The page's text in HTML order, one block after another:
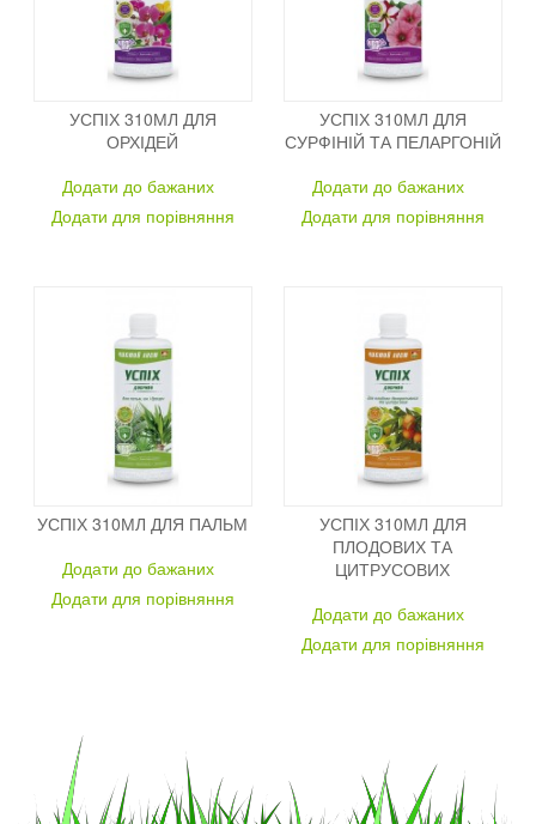
УСПІХ 310МЛ ДЛЯ
ОРХІДЕЙ
Додати до бажаних
Додати для порівняння
УСПІХ 310МЛ ДЛЯ
СУРФІНІЙ ТА ПЕЛАРГОНІЙ
Додати до бажаних
Додати для порівняння
УСПІХ 310МЛ ДЛЯ ПАЛЬМ
Додати до бажаних
Додати для порівняння
УСПІХ 310МЛ ДЛЯ
ПЛОДОВИХ ТА
ЦИТРУСОВИХ
Додати до бажаних
Додати для порівняння